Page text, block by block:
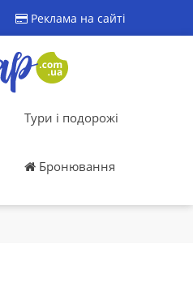
Реклама на сайті
Тури і подорожі
Бронювання